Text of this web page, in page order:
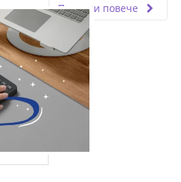
Прочети повече